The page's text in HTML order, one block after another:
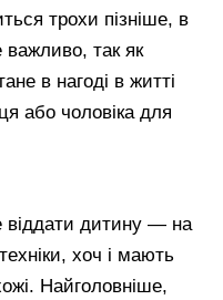
трохи пізніше, в
так як
в нагоді в житті
або чоловіка для
віддати дитину — на
хоч і мають
Найголовніше,